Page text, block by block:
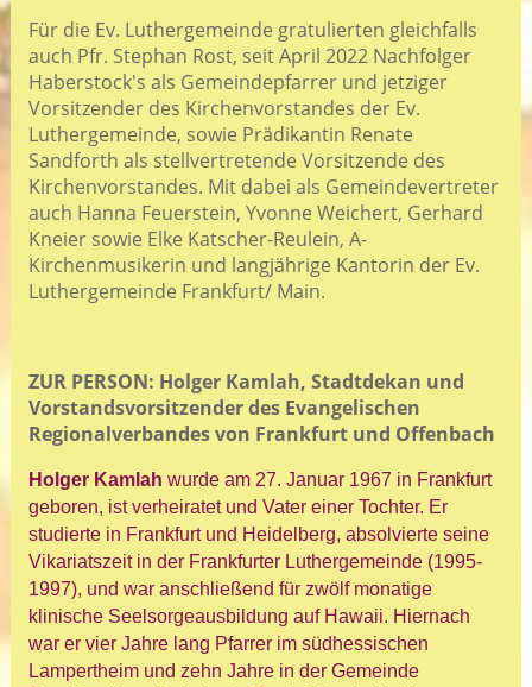
Für die Ev. Luthergemeinde gratulierten gleichfalls
auch Pfr. Stephan Rost, seit April 2022 Nachfolger
Haberstock's als Gemeindepfarrer und jetziger
Vorsitzender des Kirchenvorstandes der Ev.
Luthergemeinde, sowie Prädikantin Renate
Sandforth als stellvertretende Vorsitzende des
Kirchenvorstandes. Mit dabei als Gemeindevertreter
auch Hanna Feuerstein, Yvonne Weichert, Gerhard
Kneier sowie Elke Katscher-Reulein, A-
Kirchenmusikerin und langjährige Kantorin der Ev.
Luthergemeinde Frankfurt/ Main.
ZUR PERSON: Holger Kamlah, Stadtdekan und
Vorstandsvorsitzenderdes Evangelischen
Regionalverbandes von Frankfurt und Offenbach
Holger Kamlah wurde am 27. Januar 1967 in Frankfurt
geboren, ist verheiratet und Vater einer Tochter. Er
studierte in Frankfurt und Heidelberg, absolvierte seine
Vikariatszeit in der Frankfurter Luthergemeinde (1995-
1997), und war anschließend für zwölf monatige
klinische Seelsorgeausbildung auf Hawaii. Hiernach
war er vier Jahre lang Pfarrer im südhessischen
Lampertheim und zehn Jahre in der Gemeinde